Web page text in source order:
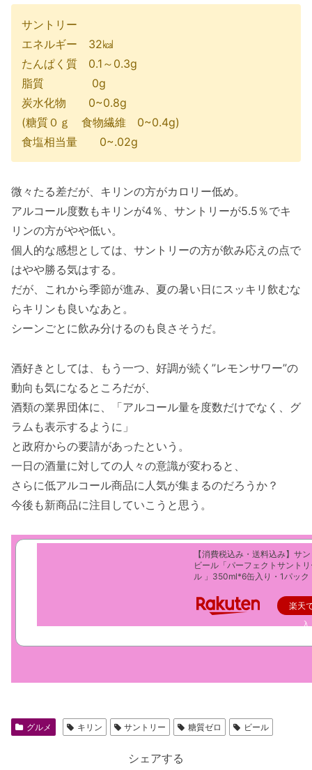
サントリー
エネルギー 32㎉
たんぱく質 0.1～0.3g
脂質 0g
炭水化物 0~0.8g
(糖質０ｇ 食物繊維 0~0.4g)
食塩相当量 0~.02g
微々たる差だが、キリンの方がカロリー低め。
アルコール度数もキリンが4％、サントリーが5.5％でキ
リンの方がやや低い。
個人的な感想としては、サントリーの方が飲み応えの点で
はやや勝る気はする。
だが、これから季節が進み、夏の暑い日にスッキリ飲むな
らキリンも良いなあと。
シーンごとに飲み分けるのも良さそうだ。
酒好きとしては、もう一つ、好調が続く”レモンサワー”の
動向も気になるところだが、
酒類の業界団体に、「アルコール量を度数だけでなく、グ
ラムも表示するように」
と政府からの要請があったという。
一日の酒量に対しての人々の意識が変わると、
さらに低アルコール商品に人気が集まるのだろうか？
今後も新商品に注目していこうと思う。
【消費税込み・送料込み】サ
ビール「パーフェクトサント
ル 」350ml*6缶入り・1パック
楽天
入
グルメ キリン サントリー 糖質ゼロ ビール
シェアする